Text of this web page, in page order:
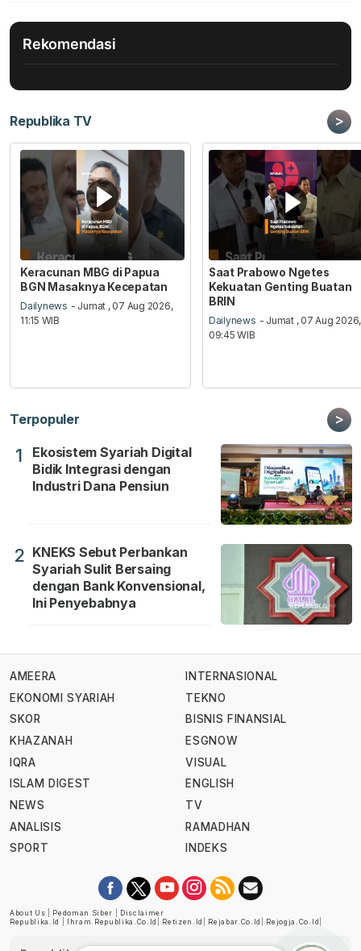
Rekomendasi
Republika TV >
Keracunan MBG di Papua
BGN Masaknya Kecepatan
Dailynews - Jumat , 07 Aug 2026,
11:15 WIB
Saat Prabowo Ngetes
Kekuatan Genting Buatan
BRIN
Dailynews - Jumat , 07 Aug 2026,
09:45 WIB
Terpopuler >
1
Ekosistem Syariah Digital
Bidik Integrasi dengan
Industri Dana Pensiun
2 KNEKS Sebut Perbankan
Syariah Sulit Bersaing
dengan Bank Konvensional,
Ini Penyebabnya
AMEERA
EKONOMI SYARIAH
SKOR
KHAZANAH
IQRA
ISLAM DIGEST
NEWS
ANALISIS
SPORT
INTERNASIONAL
TEKNO
BISNIS FINANSIAL
ESGNOW
VISUAL
ENGLISH
TV
RAMADHAN
INDEKS
About Us Pedoman Siber
Disclaimer
Republika.id
Ihram.republika.co.id Retizen.id Rejabar.co.id Rejogja.co.id